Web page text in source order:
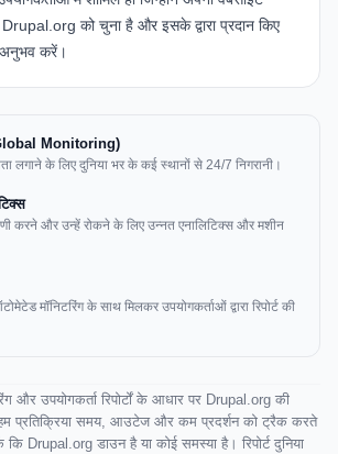
Drupal.org को चुना है और इसके द्वारा प्रदान किए
करें।
Monitoring)
लगाने के लिए दुनिया भर के कई स्थानों से 24/7 निगरानी।
करने और उन्हें रोकने के लिए उन्नत एनालिटिक्स और मशीन
मॉनिटरिंग के साथ मिलकर उपयोगकर्ताओं द्वारा रिपोर्ट की
और उपयोगकर्ता रिपोर्टों के आधार पर Drupal.org की
हम प्रतिक्रिया समय, आउटेज और कम प्रदर्शन को ट्रैक करते
Drupal.org डाउन है या कोई समस्या है। रिपोर्ट दुनिया